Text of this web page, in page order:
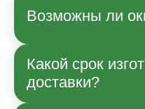
Да, по
возможны
параметры и
уточняйте при
Возможны ли
Да, возможно.
Какой срок
доставки?